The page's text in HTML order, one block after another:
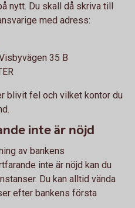
nytt. Du skall då skriva till
med adress:
35 B
blivit fel och vilket kontor du
inte är nöjd
av bankens
inte är nöjd kan du
Du kan alltid vända
efter bankens första